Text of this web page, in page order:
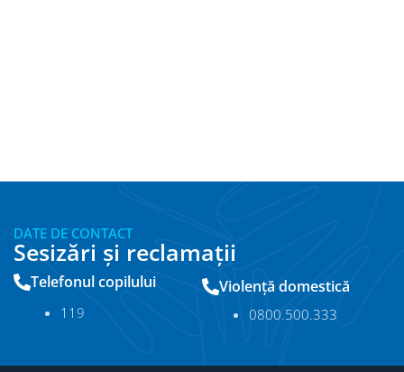
DATE DE CONTACT
Sesizări și reclamații
Telefonul copilului
11 9
Violență domestică
0800.500.333